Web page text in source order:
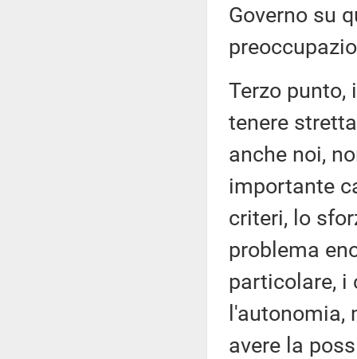
Governo su
Terzo punto,
tenere
anche noi,
importante
criteri, lo
problema
particolare, i
avere la